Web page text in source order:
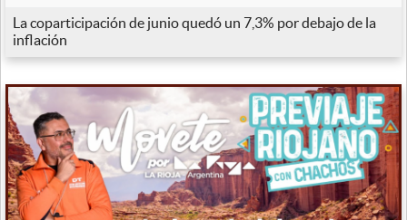
La coparticipación de junio quedó un 7,3% por debajo de la
inflación